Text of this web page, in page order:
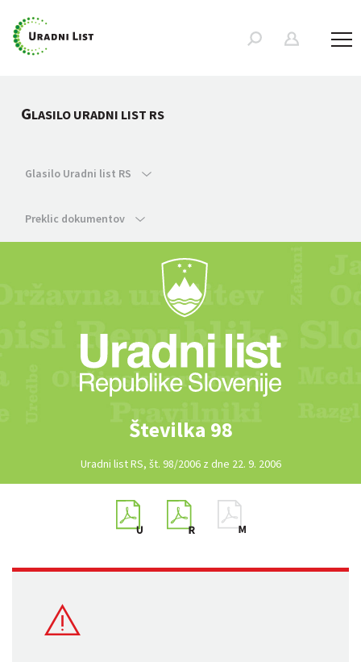
GLASILO URADNI LIST RS
Glasilo Uradni list RS
Preklic dokumentov
Številka 98
Uradni list RS, št. 98/2006 z dne 22. 9. 2006